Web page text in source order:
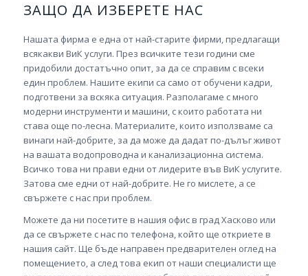
ЗАЩО ДА ИЗБЕРЕТЕ НАС
Нашата фирма е една от най-старите фирми, предлагащи
всякакви ВиК услуги. През всичките тези години сме
придобили достатъчно опит, за да се справим с всеки
един проблем. Нашите екипи са само от обучени кадри,
подготвени за вскяка ситуация. Разполагаме с много
модерни инструменти и машини, с които работата ни
става още по-лесна. Материалите, които използваме са
винаги най-добрите, за да може да дадат по-дълъг живот
на вашата водопроводна и канализационна система.
Всичко това ни прави едни от лидерите във ВиК услугите.
Затова сме едни от най-добрите. Не го мислете, а се
свържете с нас при проблем.
Можете да ни посетите в нашия офис в град Хасково или
да се свържете с нас по телефона, който ще откриете в
нашия сайт. Ще бъде направен предварителен оглед на
помещението, а след това екип от наши специалисти ще